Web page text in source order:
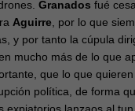
Granados fué
Aguirre , por lo que
y por tanto la cúpula
mucho más de lo que
que lo que
política, de forma